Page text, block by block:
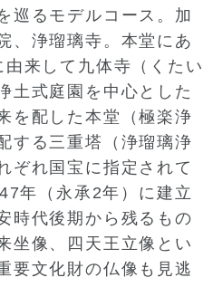
巡るモデルコース。加
、浄瑠璃寺。本堂にあ
来して九体寺（くたい
土式庭園を中心とした
を配した本堂（極楽浄
する三重塔（浄瑠璃浄
ぞれ国宝に指定されて
年（永承2年）に建立
時代後期から残るもの
坐像、四天王立像とい
要文化財の仏像も見逃